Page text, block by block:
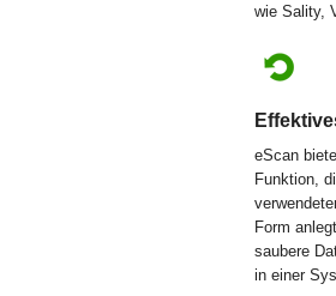
wie Sality,
eScan
Funktion,
Form
saubere
in einer